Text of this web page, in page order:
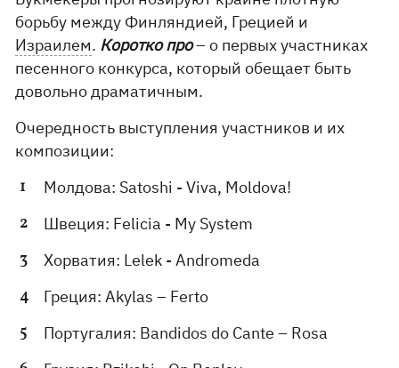
борьбу между Финляндией, Грецией и
Израилем. Коротко про– о первых участниках
песенного конкурса, который обещает быть
довольно драматичным.
Очередность выступления участников и их
композиции:
Молдова: Satoshi - Viva, Moldova!
Швеция: Felicia - My System
Хорватия: Lelek - Andromeda
Греция: Akylas – Ferto
Португалия: Bandidos do Cante – Rosa